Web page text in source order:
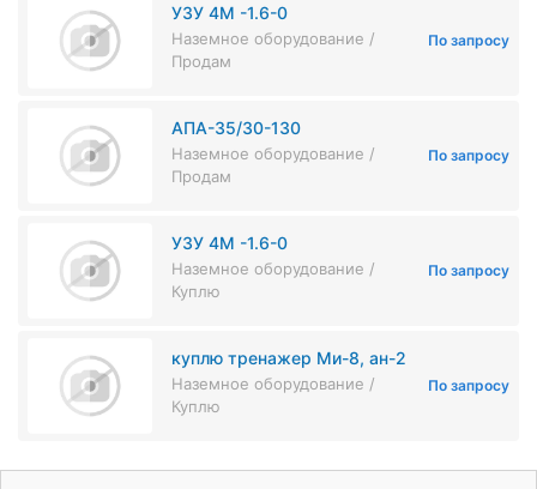
УЗУ 4М -1.6-0
Наземное оборудование /
Продам
По запросу
АПА-35/30-130
Наземное оборудование /
Продам
По запросу
УЗУ 4М -1.6-0
Наземное оборудование /
Куплю
По запросу
куплю тренажер Ми-8, ан-2
Наземное оборудование /
Куплю
По запросу